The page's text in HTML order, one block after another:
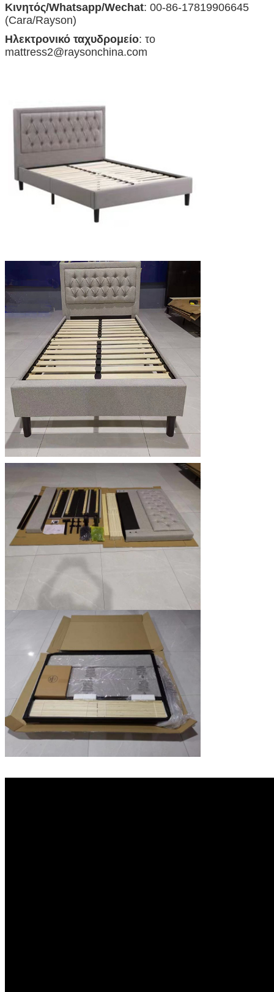
Κινητός/Whatsapp/Wechat: 00-86-17819906645
(Cara/Rayson)
Ηλεκτρονικό ταχυδρομείο: το
mattress2@raysonchina.com